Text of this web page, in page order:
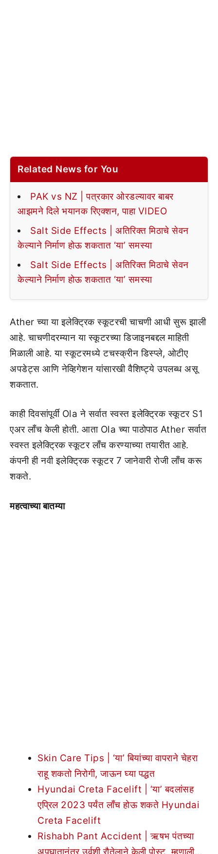
Related News for You
PAK vs NZ | पत्रकार ओरडल्यावर बाबर
आझमने दिले भयानक रिएक्शन, पाहा VIDEO
Salt Side Effects | अतिरिक्त मिठाचे सेवन
केल्याने निर्माण होऊ शकतात ‘या’ समस्या
Salt Side Effects | अतिरिक्त मिठाचे सेवन
केल्याने निर्माण होऊ शकतात ‘या’ समस्या
Ather च्या या इलेक्ट्रिक स्कूटरची चाचणी आधी सुरू झाली
आहे. चाचणीदरम्यान या स्कूटरच्या डिजाइनबद्दल माहिती
मिळाली आहे. या स्कूटरमध्ये टचस्क्रीन डिस्प्ले, ओटीए
अपडेट्स आणि नेव्हिगेशन यांसारखी वैशिष्ट्ये उपलब्ध असू
शकतात.
काही दिवसांपूर्वी Ola ने सर्वात स्वस्त इलेक्ट्रिक स्कूटर S1
एअर लाँच केली होती. आता Ola च्या पाठोपाठ Ather सर्वात
स्वस्त इलेक्ट्रिक स्कूटर लाँच करण्याच्या तयारीत आहे.
कंपनी ही नवी इलेक्ट्रिक स्कूटर 7 जानेवारी रोजी लाँच करू
शकते.
महत्वाच्या बातम्या
Skin Care Tips | ‘या’ बियांच्या वापराने चेहरा
राहू शकतो निरोगी, जाऊन घ्या पद्धत
Hyundai Creta Facelift | ‘या’ बदलांसह
एप्रिल 2023 पर्यंत लाँच होऊ शकते Hyundai
Creta Facelift
Rishabh Pant Accident | ऋषभ पंतच्या